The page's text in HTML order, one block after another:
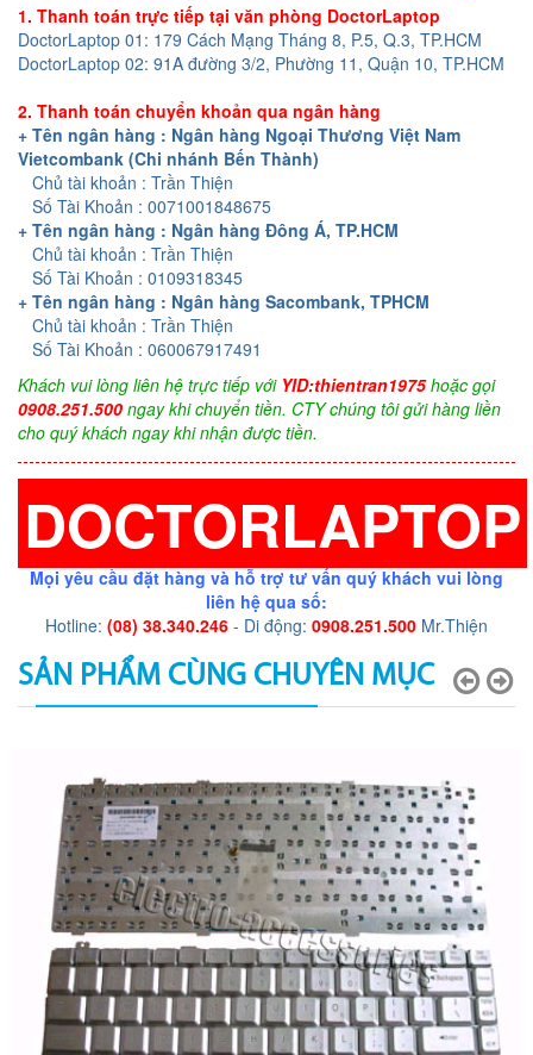
1. Thanh toán trực tiếp tại văn phòng DoctorLaptop
DoctorLaptop 01: 179 Cách Mạng Tháng 8, P.5, Q.3, TP.HCM
DoctorLaptop 02: 91A đường 3/2, Phường 11, Quận 10, TP.HCM
2. Thanh toán chuyển khoản qua ngân hàng
+ Tên ngân hàng : Ngân hàng Ngoại Thương Việt Nam
Vietcombank (Chi nhánh Bến Thành)
Chủ tài khoản : Trần Thiện
Số Tài Khoản : 0071001848675
+ Tên ngân hàng : Ngân hàng Đông Á, TP.HCM
Chủ tài khoản : Trần Thiện
Số Tài Khoản : 0109318345
+ Tên ngân hàng : Ngân hàng Sacombank, TPHCM
Chủ tài khoản : Trần Thiện
Số Tài Khoản : 060067917491
Khách vui lòng liên hệ trực tiếp với YID:thientran1975hoặc gọi
0908.251.500 ngay khi chuyển tiền. CTY chúng tôi gửi hàng liền
cho quý khách ngay khi nhận được tiền.
DOCTORLAPTOP
Mọi yêu cầu đặt hàng và hỗ trợ tư vấn quý khách vui lòng
liên hệ qua số:
Hotline: (08) 38.340.246 - Di động: 0908.251.500 Mr.Thiện
SẢN PHẨM CÙNG CHUYÊN MỤC